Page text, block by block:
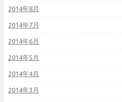
2014年8月
2014年7月
2014年6月
2014年5月
2014年4月
2014年3月